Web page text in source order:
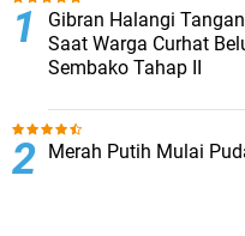
Gibran Halangi
Saat Warga Curhat
Sembako Tahap II
Merah Putih Mulai